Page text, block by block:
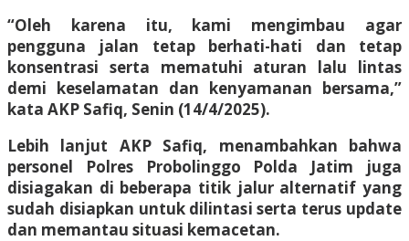
“Oleh karena itu, kami mengimbau agar
pengguna jalan tetap berhati-hati dan tetap
konsentrasi serta mematuhi aturan lalu lintas
demi keselamatan dan kenyamanan bersama,”
kata AKP Safiq, Senin (14/4/2025).
Lebih lanjut AKP Safiq, menambahkan bahwa
personel Polres Probolinggo Polda Jatim juga
disiagakan di beberapa titik jalur alternatif yang
sudah disiapkan untuk dilintasi serta terus update
dan memantau situasi kemacetan.